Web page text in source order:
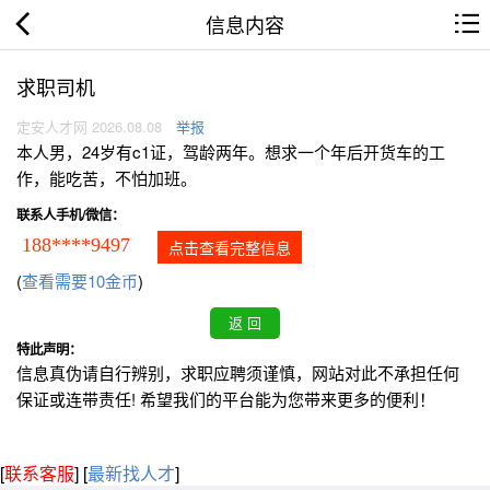
信息内容
求职司机
定安人才网 2026.08.08 举报
本人男，24岁有c1证，驾龄两年。想求一个年后开货车的工
作，能吃苦，不怕加班。
联系人手机/微信：
188****9497 点击查看完整信息
(查看需要10金币)
特此声明：
信息真伪请自行辨别，求职应聘须谨慎，网站对此不承担任何
保证或连带责任! 希望我们的平台能为您带来更多的便利！
[联系客服] [最新找人才]